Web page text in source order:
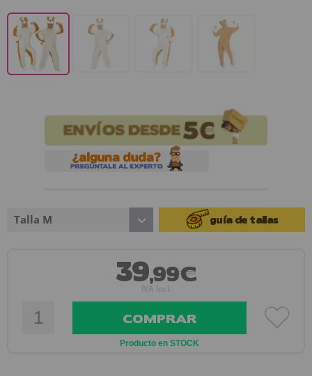
Talla M guía de tallas
39,99€
IVA Incl.
COMPRAR
Producto en STOCK